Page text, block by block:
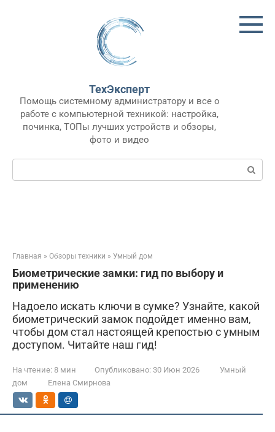
ТехЭксперт
Помощь системному администратору и все о
работе с компьютерной техникой: настройка,
починка, ТОПы лучших устройств и обзоры,
фото и видео
Поиск:
Главная » Обзоры техники » Умный дом
Биометрические замки: гид по выбору и
применению
Надоело искать ключи в сумке? Узнайте, какой
биометрический замок подойдет именно вам,
чтобы дом стал настоящей крепостью с умным
доступом. Читайте наш гид!
На чтение: 8 мин Опубликовано: 30 Июн 2026
Умный
дом
Елена Смирнова